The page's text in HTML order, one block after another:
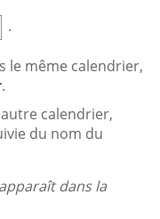
.
le même calendrier,
.
calendrier,
du nom du
dans la